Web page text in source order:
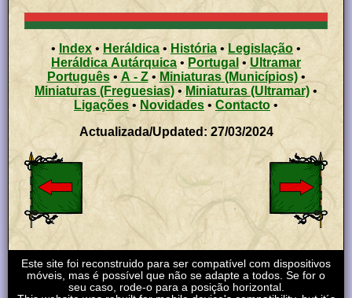
• Index • Heráldica • História • Legislação •
Heráldica Autárquica • Portugal • Ultramar
Português• A - Z• Miniaturas (Municípios)•
Miniaturas (Freguesias) •Miniaturas (Ultramar) •
Ligações • Novidades • Contacto •
Actualizada/Updated: 27/03/2024
Este site foi reconstruido para ser compatível com dispositivos
móveis, mas é possível que não se adapte a todos. Se for o
seu caso, rode-o para a posição horizontal.